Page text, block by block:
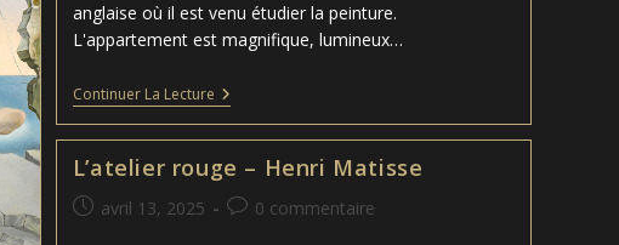
anglaise où il est venu étudier la peinture.
L'appartement est magnifique, lumineux…
Continuer La LectureNeige
–
L’atelier rouge – Henri Matisse
Publication
avril 13, 2025
Commentaires
0 commentaire